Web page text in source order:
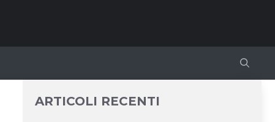
ARTICOLI RECENTI